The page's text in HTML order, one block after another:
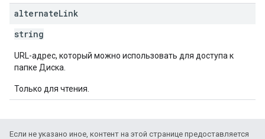
alternateLink
string
URL-адрес, который можно использовать для доступа к
папке Диска.
Только для чтения.
Если не указано иное, контент на этой странице предоставляется